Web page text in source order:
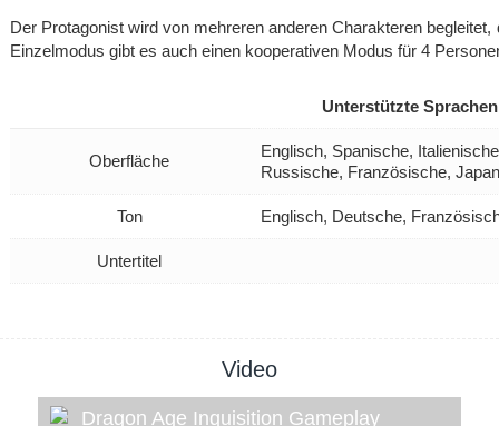
Der Protagonist wird von mehreren anderen Charakteren
Einzelmodus gibt es auch einen kooperativen Modus für 4
Unterstützte Sprachen
Oberfläche
Englisch, Spanische,
Russische, Französische,
Ton Englisch, Deutsche,
Untertitel
Video
Dragon Age Inquisition Gameplay